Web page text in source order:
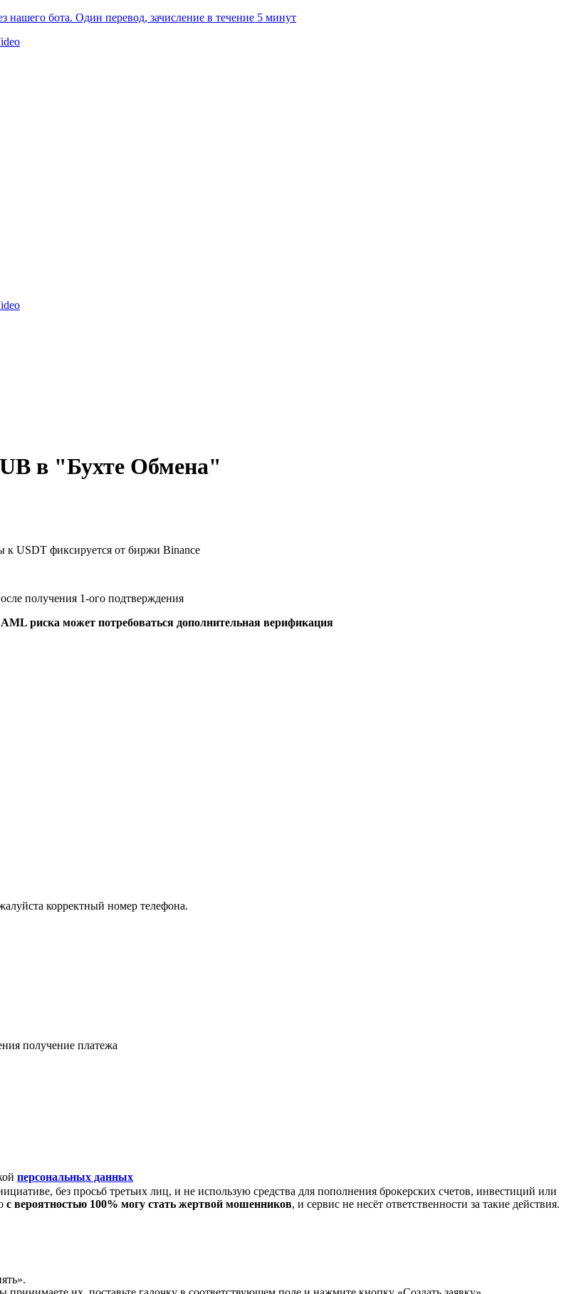
нашего бота. Один перевод, зачисление в течение 5 минут
в "Бухте Обмена"
USDT фиксируется от биржи Binance
получения 1-ого подтверждения
риска может потребоваться дополнительная верификация
корректный номер телефона.
получение платежа
персональных данных
без просьб третьих лиц, и не использую средства для пополнения брокерских счетов, инвестиций или
с вероятностью 100% могу стать жертвой мошенников, и сервис не несёт ответственности за такие действия.